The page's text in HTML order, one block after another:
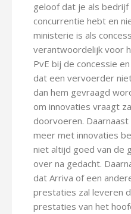
geloof dat je als
concurrentie hebt en
ministerie is als
verantwoordelijk voor
PvE bij de concessie
dat een vervoerder
dan hem gevraagd
om innovaties vraagt
doorvoeren.
meer met innovaties
niet altijd goed van de
over na gedacht.
dat Arriva of een
prestaties zal leveren
prestaties van het